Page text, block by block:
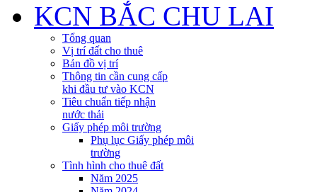
KCN BẮC CHU LAI
Tổng quan
Vị trí đất cho thuê
Bản đồ vị trí
Thông tin cần cung cấp
khi đầu tư vào KCN
Tiêu chuẩn tiếp nhận
nước thải
Giấy phép môi trường
Phụ lục Giấy phép môi
trường
Tình hình cho thuê đất
Năm 2025